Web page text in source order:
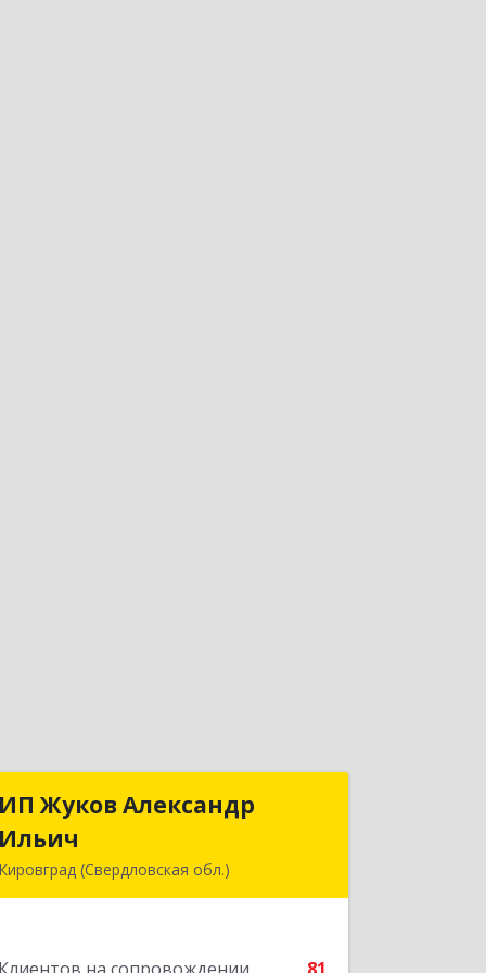
ИП Жуков Александр
Ильич
Кировград (Свердловская обл.)
ИП Жуков Александр